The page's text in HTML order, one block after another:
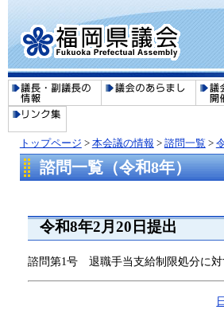
トップページ > 本会議の情報 > 諮問一覧 >
諮問一覧（令和8年）
令和8年2月20日提出
諮問第1号 退職手当支給制限処分に